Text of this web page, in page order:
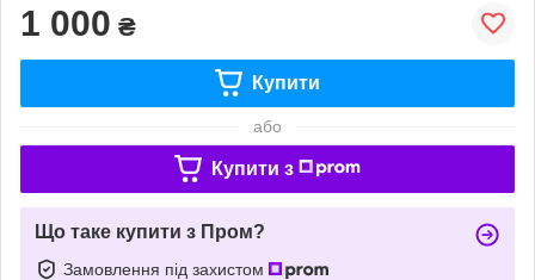
1 000 ₴
Купити
або
Купити з
Що таке купити з Пром?
Замовлення під захистом